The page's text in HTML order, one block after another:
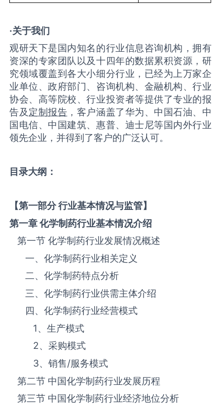
·关于我们
观研天下是国内知名的行业信息咨询机构，拥有
资深的专家团队以及十四年的数据累积资源，研
究领域覆盖到各大小细分行业，已经为上万家企
业单位、政府部门、咨询机构、金融机构、行业
协会、高等院校、行业投资者等提供了专业的报
告及定制报告 ，客户涵盖了华为、中国石油、中
国电信、中国建筑、惠普、迪士尼等国内外行业
领先企业，并得到了客户的广泛认可。
目录大纲：
【第一部分 行业基本情况与监管】
第一章化学制药行业基本情况介绍
第一节 ‌‌‌‌‌‌‌化学制药‌‌‌‌‌‌‌‌‌‌‌‌‌‌‌‌‌‌‌‌‌‌‌‌‌‌‌‌行业发展情况概述
一、‌‌‌‌‌‌‌化学制药‌‌‌‌‌‌‌‌‌‌‌‌‌‌‌‌‌‌‌‌‌‌‌‌‌‌‌‌行业相关定义
二、‌‌‌‌‌‌‌化学制药‌‌‌‌‌‌‌‌‌‌‌‌‌‌‌‌‌‌‌‌‌‌‌‌‌‌‌‌特点分析
三、‌‌‌‌‌‌‌化学制药‌‌‌‌‌‌‌‌‌‌‌‌‌‌‌‌‌‌‌‌‌‌‌‌‌‌‌‌行业供需主体介绍
四、‌‌‌‌‌‌‌化学制药‌‌‌‌‌‌‌‌‌‌‌‌‌‌‌‌‌‌‌‌‌‌‌‌‌‌‌‌行业经营模式
1、生产模式
2、采购模式
3、销售/服务模式
第二节 中国‌‌‌‌‌‌‌化学制药‌‌‌‌‌‌‌‌‌‌‌‌‌‌‌‌‌‌‌‌‌‌‌‌‌‌‌‌行业发展历程
第三节 中国‌‌‌‌‌‌‌化学制药‌‌‌‌‌‌‌‌‌‌‌‌‌‌‌‌‌‌‌‌‌‌‌‌‌行业经济地位分析